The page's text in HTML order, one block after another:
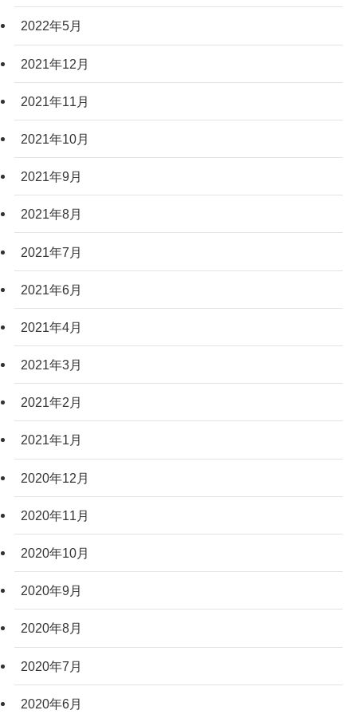
2022年5月
2021年12月
2021年11月
2021年10月
2021年9月
2021年8月
2021年7月
2021年6月
2021年4月
2021年3月
2021年2月
2021年1月
2020年12月
2020年11月
2020年10月
2020年9月
2020年8月
2020年7月
2020年6月